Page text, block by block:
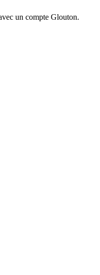
un compte Glouton.